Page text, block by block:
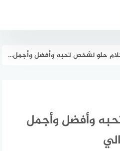
حلو لشخص تحبه وأفضل وأجمل العبارات لشخص غالي
وأفضل وأجمل